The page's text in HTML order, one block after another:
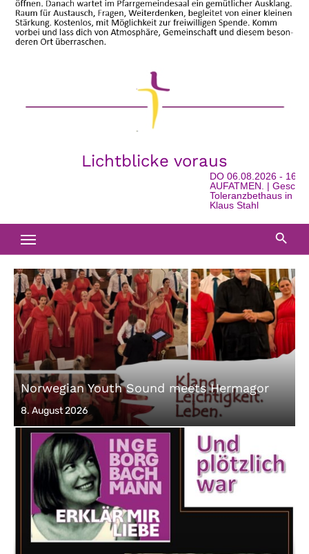
Lichtblicke voraus
DO 06.08.2026 -
AUFATMEN. |
Toleranzbethaus in
Klaus Stahl
Norwegian Youth Sound meets Hermagor
Posted
on
8. August 2026